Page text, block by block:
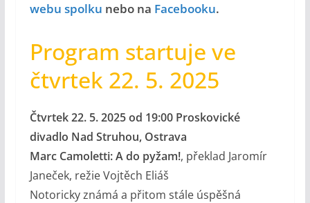
webu spolku nebo na Facebooku.
Program startuje ve
čtvrtek 22. 5. 2025
Čtvrtek 22. 5. 2025 od 19:00 Proskovické
divadlo Nad Struhou, Ostrava
Marc Camoletti: A do pyžam!, překlad Jaromír
Janeček, režie Vojtěch Eliáš
Notoricky známá a přitom stále úspěšná